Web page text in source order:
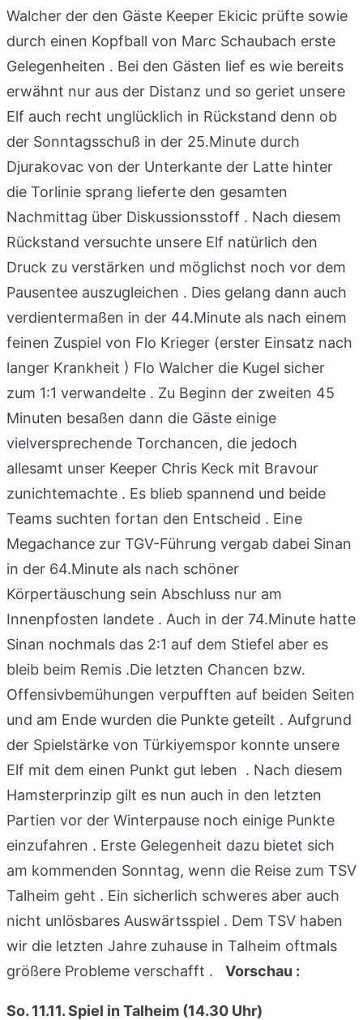
Walcher der den Gäste Keeper Ekicic prüfte sowie
durch einen Kopfball von Marc Schaubach erste
Gelegenheiten . Bei den Gästen lief es wie bereits
erwähnt nur aus der Distanz und so geriet unsere
Elf auch recht unglücklich in Rückstand denn ob
der Sonntagsschuß in der 25.Minute durch
Djurakovac von der Unterkante der Latte hinter
die Torlinie sprang lieferte den gesamten
Nachmittag über Diskussionsstoff . Nach diesem
Rückstand versuchte unsere Elf natürlich den
Druck zu verstärken und möglichst noch vor dem
Pausentee auszugleichen . Dies gelang dann auch
verdientermaßen in der 44.Minute als nach einem
feinen Zuspiel von Flo Krieger (erster Einsatz nach
langer Krankheit ) Flo Walcher die Kugel sicher
zum 1:1 verwandelte . Zu Beginn der zweiten 45
Minuten besaßen dann die Gäste einige
vielversprechende Torchancen, die jedoch
allesamt unser Keeper Chris Keck mit Bravour
zunichtemachte . Es blieb spannend und beide
Teams suchten fortan den Entscheid . Eine
Megachance zur TGV-Führung vergab dabei Sinan
in der 64.Minute als nach schöner
Körpertäuschung sein Abschluss nur am
Innenpfosten landete . Auch in der 74.Minute hatte
Sinan nochmals das 2:1 auf dem Stiefel aber es
bleib beim Remis .Die letzten Chancen bzw.
Offensivbemühungen verpufften auf beiden Seiten
und am Ende wurden die Punkte geteilt . Aufgrund
der Spielstärke von Türkiyemspor konnte unsere
Elf mit dem einen Punkt gut leben . Nach diesem
Hamsterprinzip gilt es nun auch in den letzten
Partien vor der Winterpause noch einige Punkte
einzufahren . Erste Gelegenheit dazu bietet sich
am kommenden Sonntag, wenn die Reise zum TSV
Talheim geht . Ein sicherlich schweres aber auch
nicht unlösbares Auswärtsspiel . Dem TSV haben
wir die letzten Jahre zuhause in Talheim oftmals
größere Probleme verschafft . Vorschau :
So. 11.11. Spiel in Talheim (14.30 Uhr)